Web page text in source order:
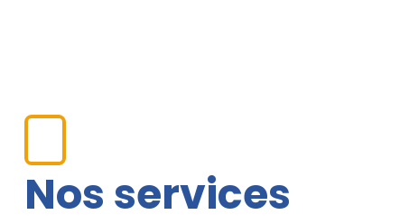
Nos services